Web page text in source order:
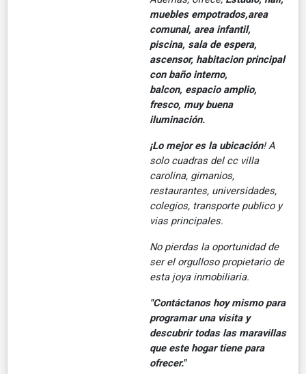
muebles empotrados,area
comunal, area infantil,
piscina, sala de espera,
ascensor, habitacion principal
con baño interno,
balcon, espacio amplio,
fresco, muy buena
iluminación.
¡Lo mejor es la ubicación! A
solo cuadras del cc villa
carolina, gimanios,
restaurantes, universidades,
colegios, transporte publico y
vias principales.
No pierdas la oportunidad de
ser el orgulloso propietario de
esta joya inmobiliaria.
"Contáctanos hoy mismo para
programar una visita y
descubrir todas las maravillas
que este hogar tiene para
ofrecer."